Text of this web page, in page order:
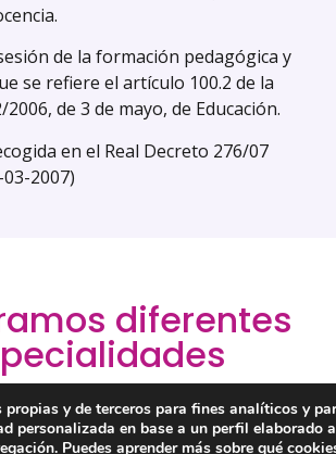
de la formación pedagógica y
se refiere el artículo 100.2 de la
de 3 de mayo, de Educación.
en el Real Decreto 276/07
2007)
diferentes
se basa en el RD 276/07, que
acceso y
y de terceros para fines analíticos y
personalizada en base a un perfil elaborado
Puedes aprender más sobre qué